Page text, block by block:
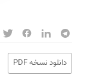
دانلود نسخه PDF